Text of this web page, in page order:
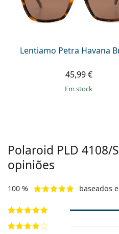
Persol
Prada
Todas as marcas
Lentiamo Petra Havana
45,99 €
em stock
Polaroid PLD 4108/
opiniões
100 % baseados